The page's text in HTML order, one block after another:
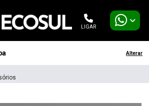
LIGAR
Alterar